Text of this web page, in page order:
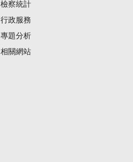
檢察統計
行政服務
專題分析
相關網站